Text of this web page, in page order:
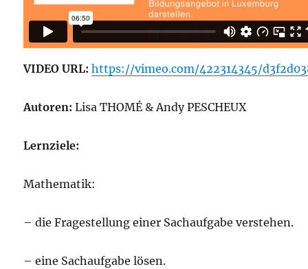
VIDEO URL:https://vimeo.com/422314345/
Autoren: Lisa THOMÉ & Andy PESCHEUX
Lernziele:
Mathematik:
– die Fragestellung einer Sachaufgabe verstehen.
– eine Sachaufgabe lösen.